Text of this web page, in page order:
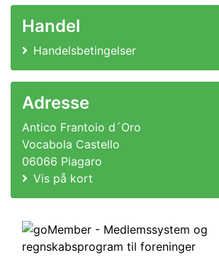
Handel
Handelsbetingelser
Adresse
Antico Frantoio d´Oro
Vocabola Castello
06066 Piagaro
Vis på kort